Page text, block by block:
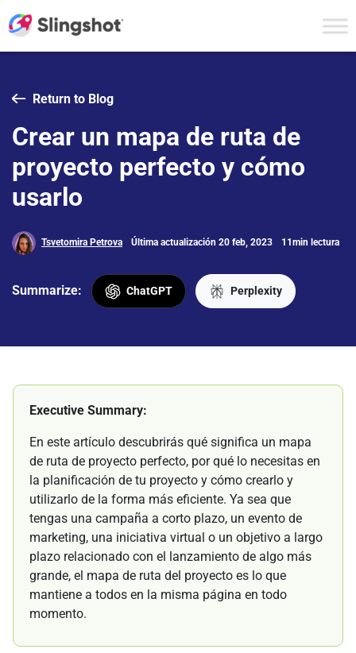
Return to Blog
Crear un mapa de ruta de
proyecto perfecto y cómo
usarlo
Tsvetomira Petrova Última actualización 20 feb, 2023 11min lectura
Summarize: ChatGPT Perplexity
Executive Summary:
En este artículo descubrirás qué significa un mapa
de ruta de proyecto perfecto, por qué lo necesitas en
la planificación de tu proyecto y cómo crearlo y
utilizarlo de la forma más eficiente. Ya sea que
tengas una campaña a corto plazo, un evento de
marketing, una iniciativa virtual o un objetivo a largo
plazo relacionado con el lanzamiento de algo más
grande, el mapa de ruta del proyecto es lo que
mantiene a todos en la misma página en todo
momento.